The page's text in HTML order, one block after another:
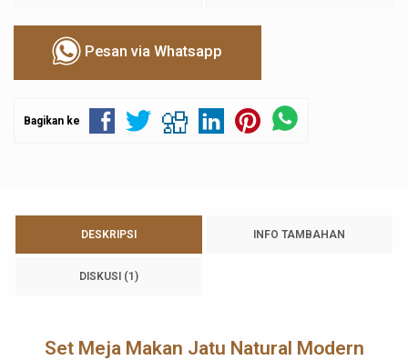
Pesan via Whatsapp
Bagikan ke
DESKRIPSI INFO TAMBAHAN
DISKUSI (1)
Set Meja Makan Jatu Natural Modern